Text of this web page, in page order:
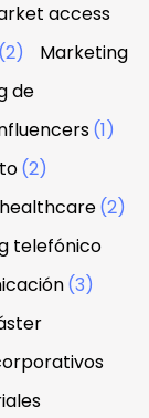
access
(2)
Marketing
de
(1)
(2)
(2)
telefónico
(3)